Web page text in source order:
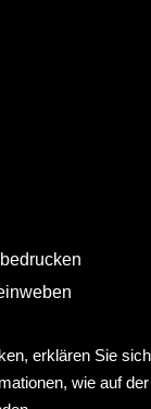
erklären Sie sich
wie auf der